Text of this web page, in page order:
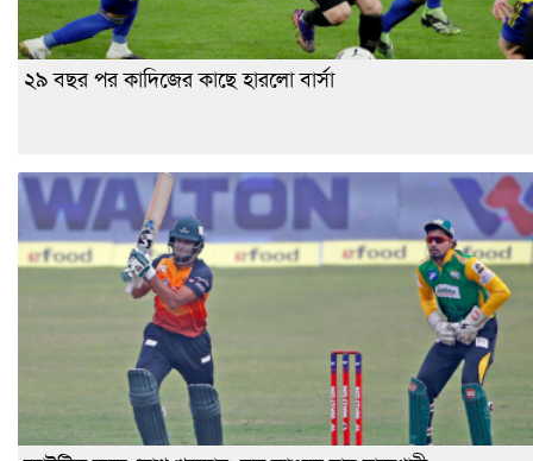
২৯ বছর পর কাদিজের কাছে হারলো বার্সা